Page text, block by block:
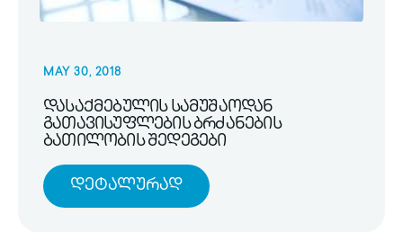
MAY 30, 2018
დასაქმებულის სამუშაოდან
გათავისუფლების ბრძანების
ბათილობის შედეგები
Დეტალურად